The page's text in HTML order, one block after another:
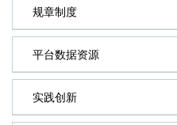
规章制度
平台数据资源
实践创新